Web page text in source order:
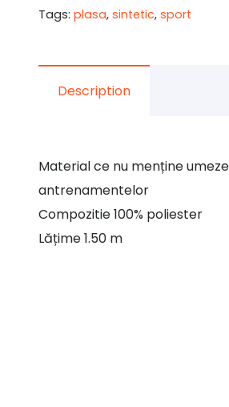
Tags: plasa, sintetic, sport
Description
Material ce nu menține
antrenamentelor
Compozitie 100% poliester
Lățime 1.50 m